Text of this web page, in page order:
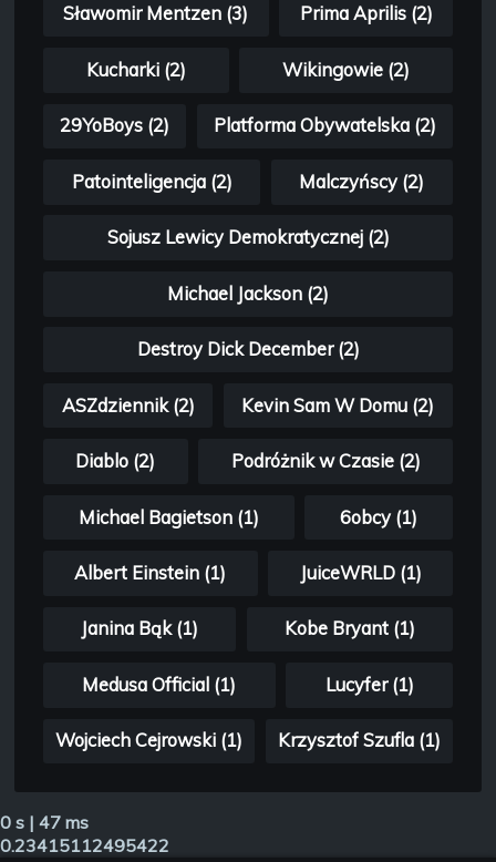
Sławomir Mentzen (3) Prima Aprilis (2)
Kucharki (2) Wikingowie (2)
29YoBoys (2) Platforma Obywatelska (2)
Patointeligencja (2) Malczyńscy (2)
Sojusz Lewicy Demokratycznej (2)
Michael Jackson (2)
Destroy Dick December (2)
ASZdziennik (2) Kevin Sam W Domu (2)
Diablo (2) Podróżnik w Czasie (2)
Michael Bagietson (1) 6obcy (1)
Albert Einstein (1) JuiceWRLD (1)
Janina Bąk (1) Kobe Bryant (1)
Medusa Official (1) Lucyfer (1)
Wojciech Cejrowski (1) Krzysztof Szufla (1)
0 s | 47 ms
0.23415112495422